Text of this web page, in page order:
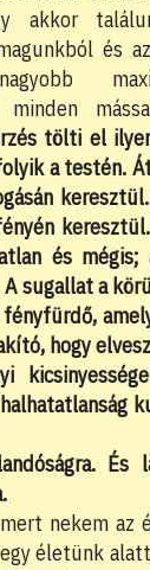
akkor
és
minden
tölti el
a testén.
és mégis;
A sugallat a
hogy
És
nekem az
életünk